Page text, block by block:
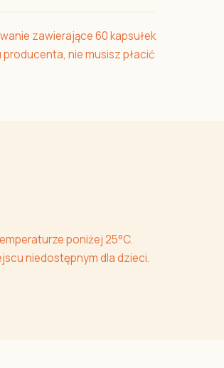
zawierające 60 kapsułek
nie musisz płacić
poniżej 25°C.
niedostępnym dla dzieci.